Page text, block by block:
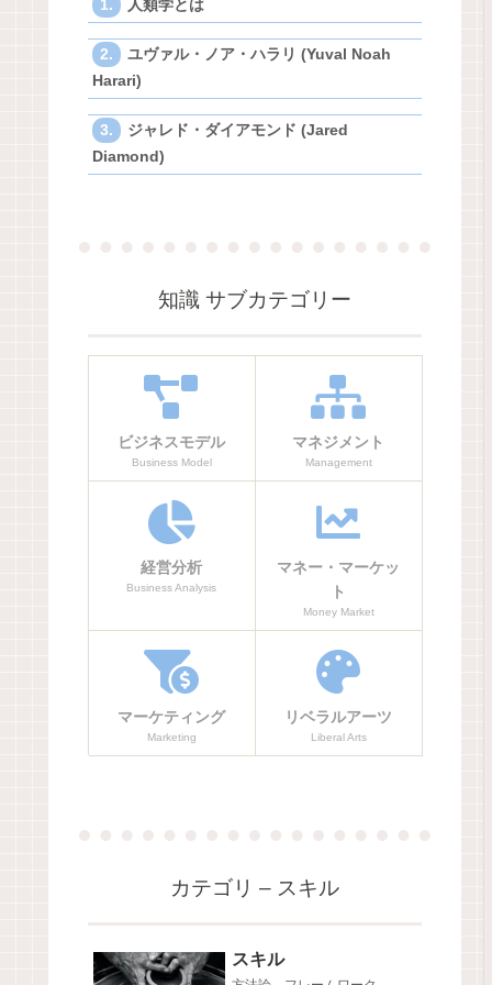
人類学とは
ユヴァル・ノア・ハラリ (Yuval Noah
Harari)
ジャレド・ダイアモンド (Jared
Diamond)
知識 サブカテゴリー
ビジネスモデル
Business Model
マネジメント
Management
経営分析
Business Analysis
マネー・マーケッ
ト
Money Market
マーケティング
Marketing
リベラルアーツ
Liberal Arts
カテゴリ – スキル
スキル